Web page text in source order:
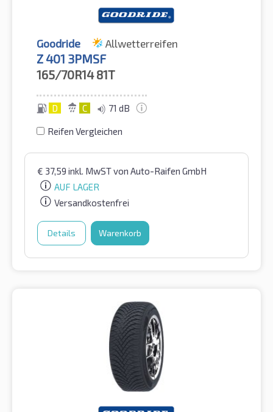
Goodride Allwetterreifen
Z 401 3PMSF
165/70R14 81T
D C 71 dB
Reifen Vergleichen
€ 37,59 inkl. MwSTvon Auto-Raifen GmbH
AUF LAGER
Versandkostenfrei
Details Warenkorb